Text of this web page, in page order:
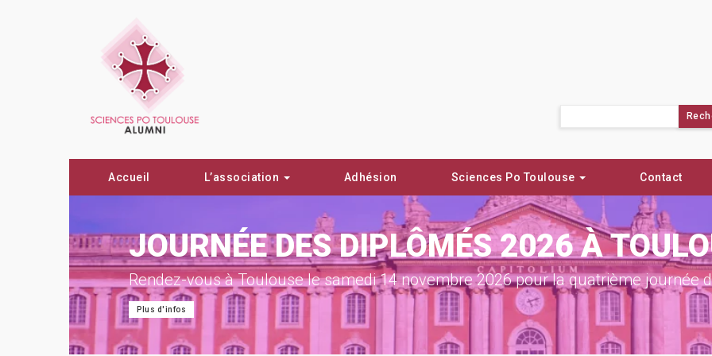
Accueil L’association Adhésion Sciences Po Toulouse Contact
JOURNÉE DES DIPLÔMÉS 2026 À
Rendez-vous à Toulouse le samedi 14 novembre 2026 pour la quatrième journée
Plus d'infos